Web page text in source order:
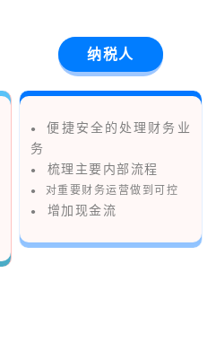
纳税人
●
便捷安全的处理财务业
务
● 梳理主要内部流程
● 对重要财务运营做到可 控
● 增加现金流